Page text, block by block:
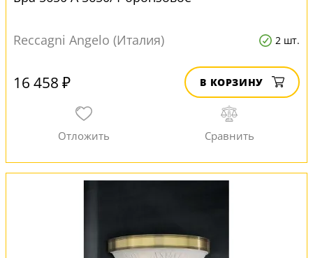
Reccagni Angelo (Италия) 2 шт.
16 458 ₽ В КОРЗИНУ